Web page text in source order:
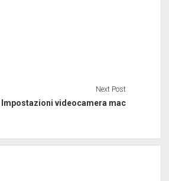
Next Post
Impostazioni videocamera mac